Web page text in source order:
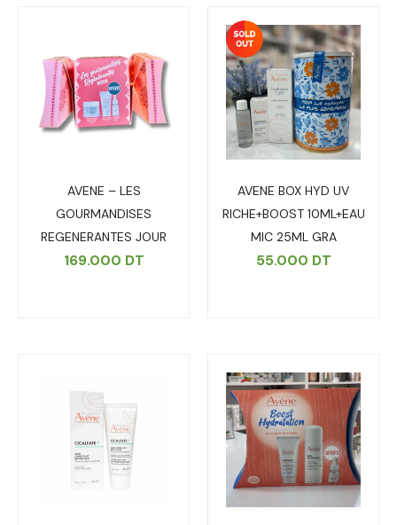
AVENE – LES
GOURMANDISES
REGENERANTES JOUR
169.000 DT
AVENE BOX HYD UV
RICHE+BOOST 10ML+EAU
MIC 25ML GRA
55.000 DT